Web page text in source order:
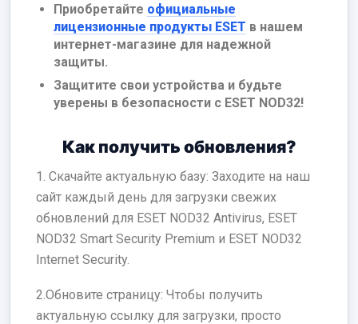
Приобретайте официальные
лицензионные продукты ESET в нашем
интернет-магазине для надежной
защиты.
Защитите свои устройства и будьте
уверены в безопасности с ESET NOD32!
Как получить обновления?
1. Скачайте актуальную базу: Заходите на наш
сайт каждый день для загрузки свежих
обновлений для ESET NOD32 Antivirus, ESET
NOD32 Smart Security Premium и ESET NOD32
Internet Security.
2.Обновите страницу: Чтобы получить
актуальную ссылку для загрузки, просто